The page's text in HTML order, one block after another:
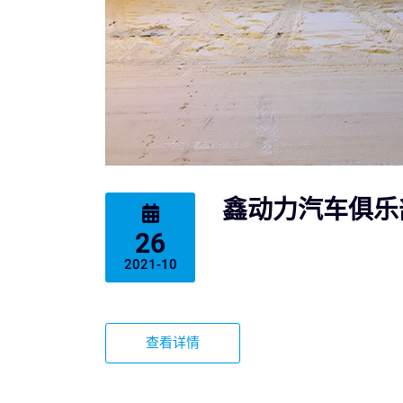
26
2021-10
鑫动力汽车俱
查看详情